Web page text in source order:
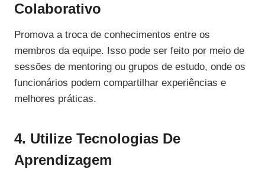
Colaborativo
Promova a troca de conhecimentos entre os
membros da equipe. Isso pode ser feito por meio de
sessões de mentoring ou grupos de estudo, onde os
funcionários podem compartilhar experiências e
melhores práticas.
4. Utilize Tecnologias De
Aprendizagem